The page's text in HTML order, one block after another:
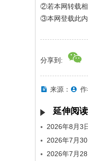
②若本网转载相
③本网登载此内
分享到:
来源： 作
延伸阅读
•
• 2026年7月
•